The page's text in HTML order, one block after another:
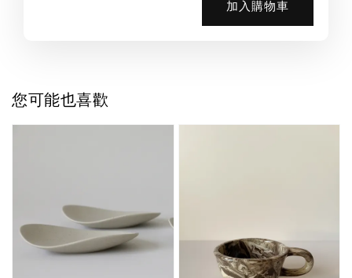
加入購物車
您可能也喜歡